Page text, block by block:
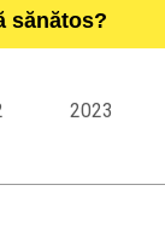
sănătos?
2023